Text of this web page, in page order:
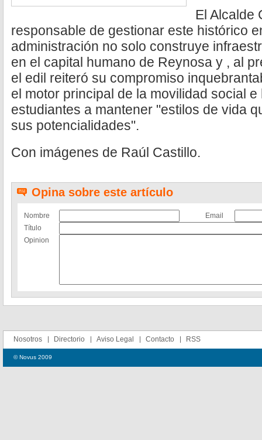
El Alcalde
responsable de gestionar este histórico
administración no solo construye
en el capital humano de Reynosa y , al
el edil reiteró su compromiso
el motor principal de la movilidad social
estudiantes a mantener "estilos de vida
sus potencialidades".
Con imágenes de Raúl Castillo.
Opina sobre este artículo
Nombre
Email
Título
Opinion
Nosotros Directorio Aviso Legal Contacto RSS
© Novus 2009